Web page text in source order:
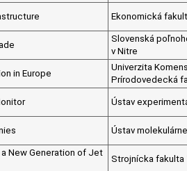
Ekonomická
Slovenská
v Nitre
in Europe
Univerzita
Prírodovedecká
Ústav
Ústav
New Generation of Jet
Strojnícka fakulta